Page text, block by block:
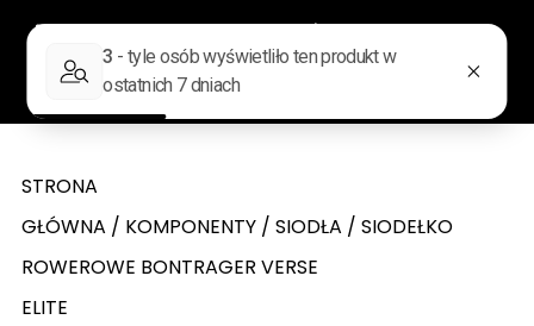
0
STRONA
GŁÓWNA / KOMPONENTY/ SIODŁA / SIODEŁKO
ROWEROWE BONTRAGER VERSE
ELITE